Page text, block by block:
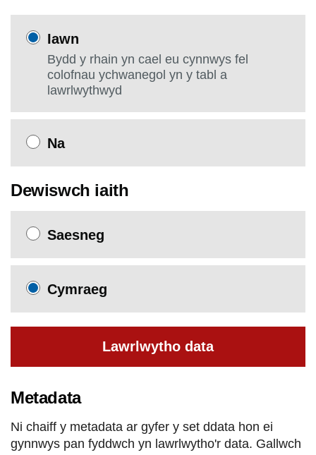
Iawn
Bydd y rhain yn cael eu cynnwys fel
colofnau ychwanegol yn y tabl a
lawrlwythwyd
Na
Dewiswch iaith
Saesneg
Cymraeg
Lawrlwytho data
Metadata
Ni chaiff y metadata ar gyfer y set ddata hon ei
gynnwys pan fyddwch yn lawrlwytho'r data. Gallwch